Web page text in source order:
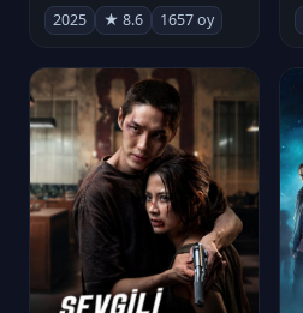
2025 ★ 8.6 1657 oy